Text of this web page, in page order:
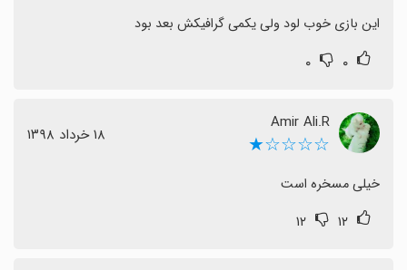
این بازی خوب لود ولی یکمی گرافیکش بعد بود
۰ ۰
Amir Ali.R
☆☆☆☆★ ١٨ خرداد ١٣٩٨
خیلی مسخره است
۱۲ ۱۲